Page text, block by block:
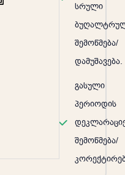
სრული
შემოწმება/
დამუშავება.
გასული
პერიოდის
შემოწმება/